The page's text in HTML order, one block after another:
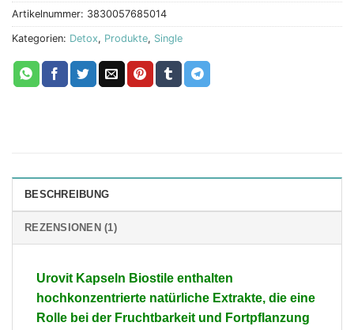
Artikelnummer: 3830057685014
Kategorien: Detox, Produkte, Single
BESCHREIBUNG
REZENSIONEN (1)
Urovit Kapseln Biostile enthalten
hochkonzentrierte natürliche Extrakte, die eine
Rolle bei der Fruchtbarkeit und Fortpflanzung